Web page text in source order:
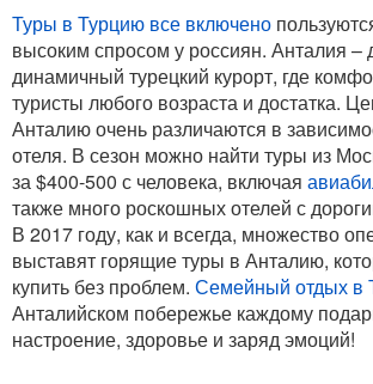
Туры в Турцию все включено
высоким спросом у россиян. Анталия –
динамичный турецкий курорт, где
туристы любого возраста и достатка.
Анталию очень различаются в
отеля. В сезон можно найти туры из
за $400-500 с человека, включая
также много роскошных отелей с
В 2017 году, как и всегда, множество
выставят горящие туры в Анталию,
купить без проблем. Семейный отдых в
Анталийском побережье каждому
настроение, здоровье и заряд эмоций!